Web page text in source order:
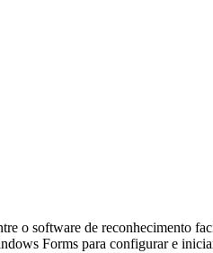
o software de reconhecimento
Forms para configurar e